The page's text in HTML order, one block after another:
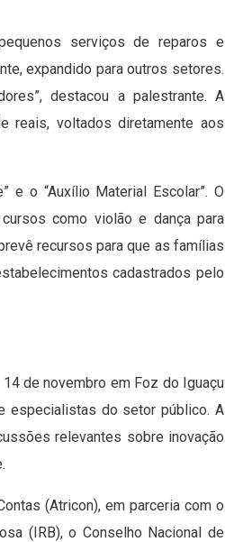
serviços de reparos e
expandido para outros setores.
destacou a palestrante. A
reais, voltados diretamente aos
e o “Auxílio Material Escolar”. O
como violão e dança para
recursos para que as famílias
cadastrados pelo
de novembro em Foz do Iguaçu
especialistas do setor público. A
relevantes sobre inovação
(Atricon), em parceria com o
(IRB), o Conselho Nacional de